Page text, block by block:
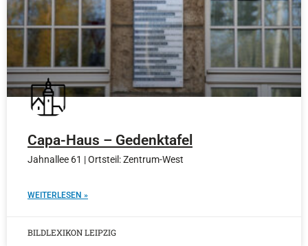
Capa-Haus – Gedenktafel
Jahnallee 61 | Ortsteil: Zentrum-West
WEITERLESEN »
BILDLEXIKON LEIPZIG